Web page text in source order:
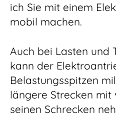
ich Sie mit einem
mobil machen.
Auch bei Lasten und
kann der
Belastungsspitzen
längere Strecken
seinen Schrecken